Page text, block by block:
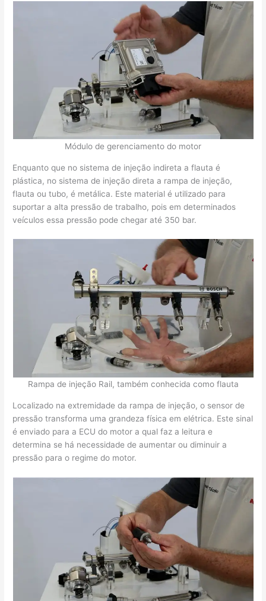
Módulo de gerenciamento do motor
Enquanto que no sistema de injeção indireta a flauta é
plástica, no sistema de injeção direta a rampa de injeção,
flauta ou tubo, é metálica. Este material é utilizado para
suportar a alta pressão de trabalho, pois em determinados
veículos essa pressão pode chegar até 350 bar.
Rampa de injeção Rail, também conhecida como flauta
Localizado na extremidade da rampa de injeção, o sensor de
pressão transforma uma grandeza física em elétrica. Este sinal
é enviado para a ECU do motor a qual faz a leitura e
determina se há necessidade de aumentar ou diminuir a
pressão para o regime do motor.